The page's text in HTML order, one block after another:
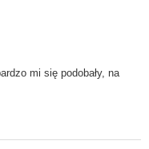
mi się podobały, na